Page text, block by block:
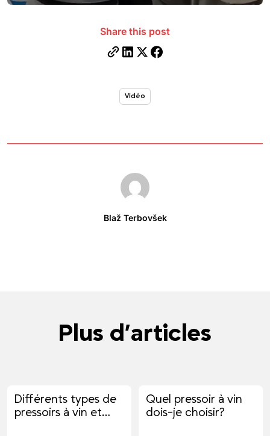
Share this post
Vidéo
Blaž Terbovšek
Plus d’articles
Différents types de
pressoirs à vin et
Quel pressoir à vin
dois-je choisir?